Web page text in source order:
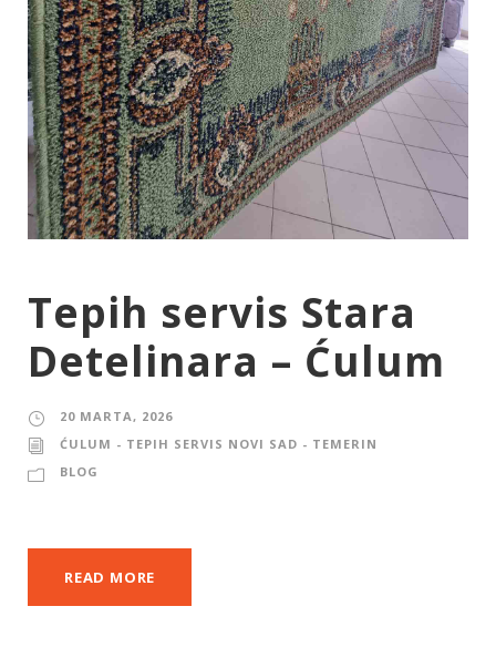
Tepih servis Stara
Detelinara – Ćulum
20 MARTA, 2026
ĆULUM - TEPIH SERVIS NOVI SAD - TEMERIN
BLOG
READ MORE